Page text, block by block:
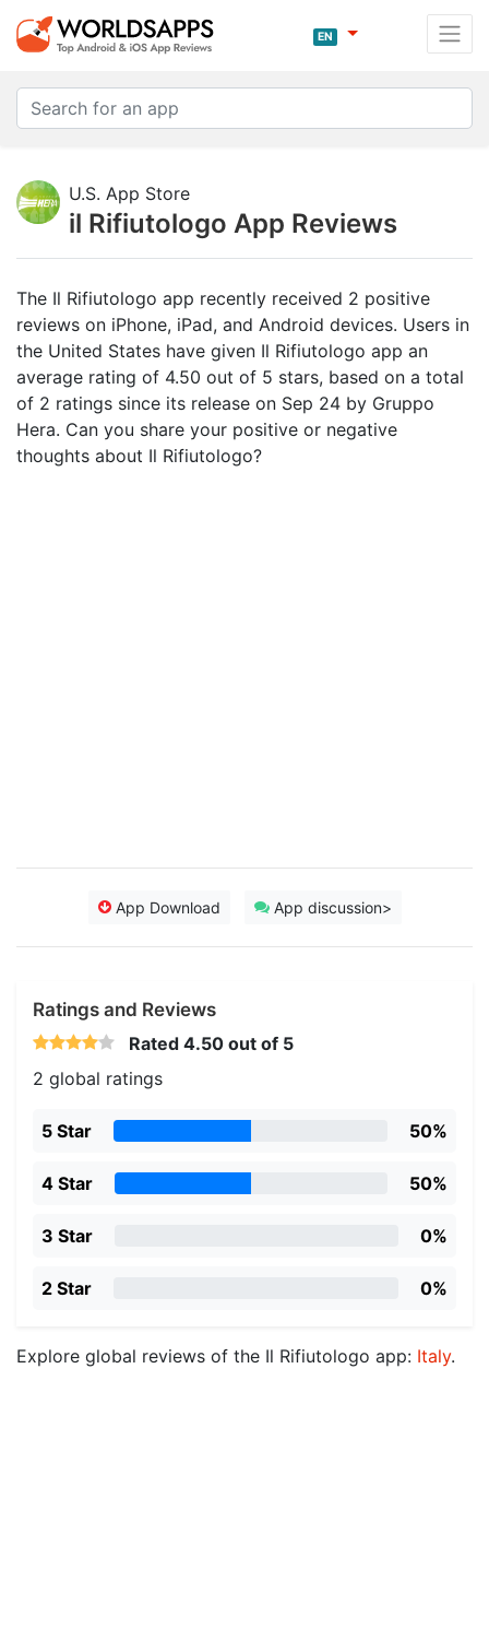
EN
U.S. App Store
il Rifiutologo App Reviews
The Il Rifiutologo app recently received 2 positive
reviews on iPhone, iPad, and Android devices. Users in
the United States have given Il Rifiutologo app an
average rating of 4.50 out of 5 stars, based on a total
of 2 ratings since its release on Sep 24 by Gruppo
Hera. Can you share your positive or negative
thoughts about Il Rifiutologo?
App Download App discussion>
Ratings and Reviews
Rated 4.50 out of 5
2 global ratings
5 Star 50%
4 Star 50%
3 Star 0%
2 Star 0%
Explore global reviews of the Il Rifiutologo app: Italy.